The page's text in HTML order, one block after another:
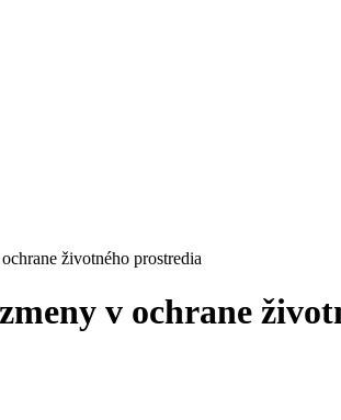
životného prostredia
v ochrane